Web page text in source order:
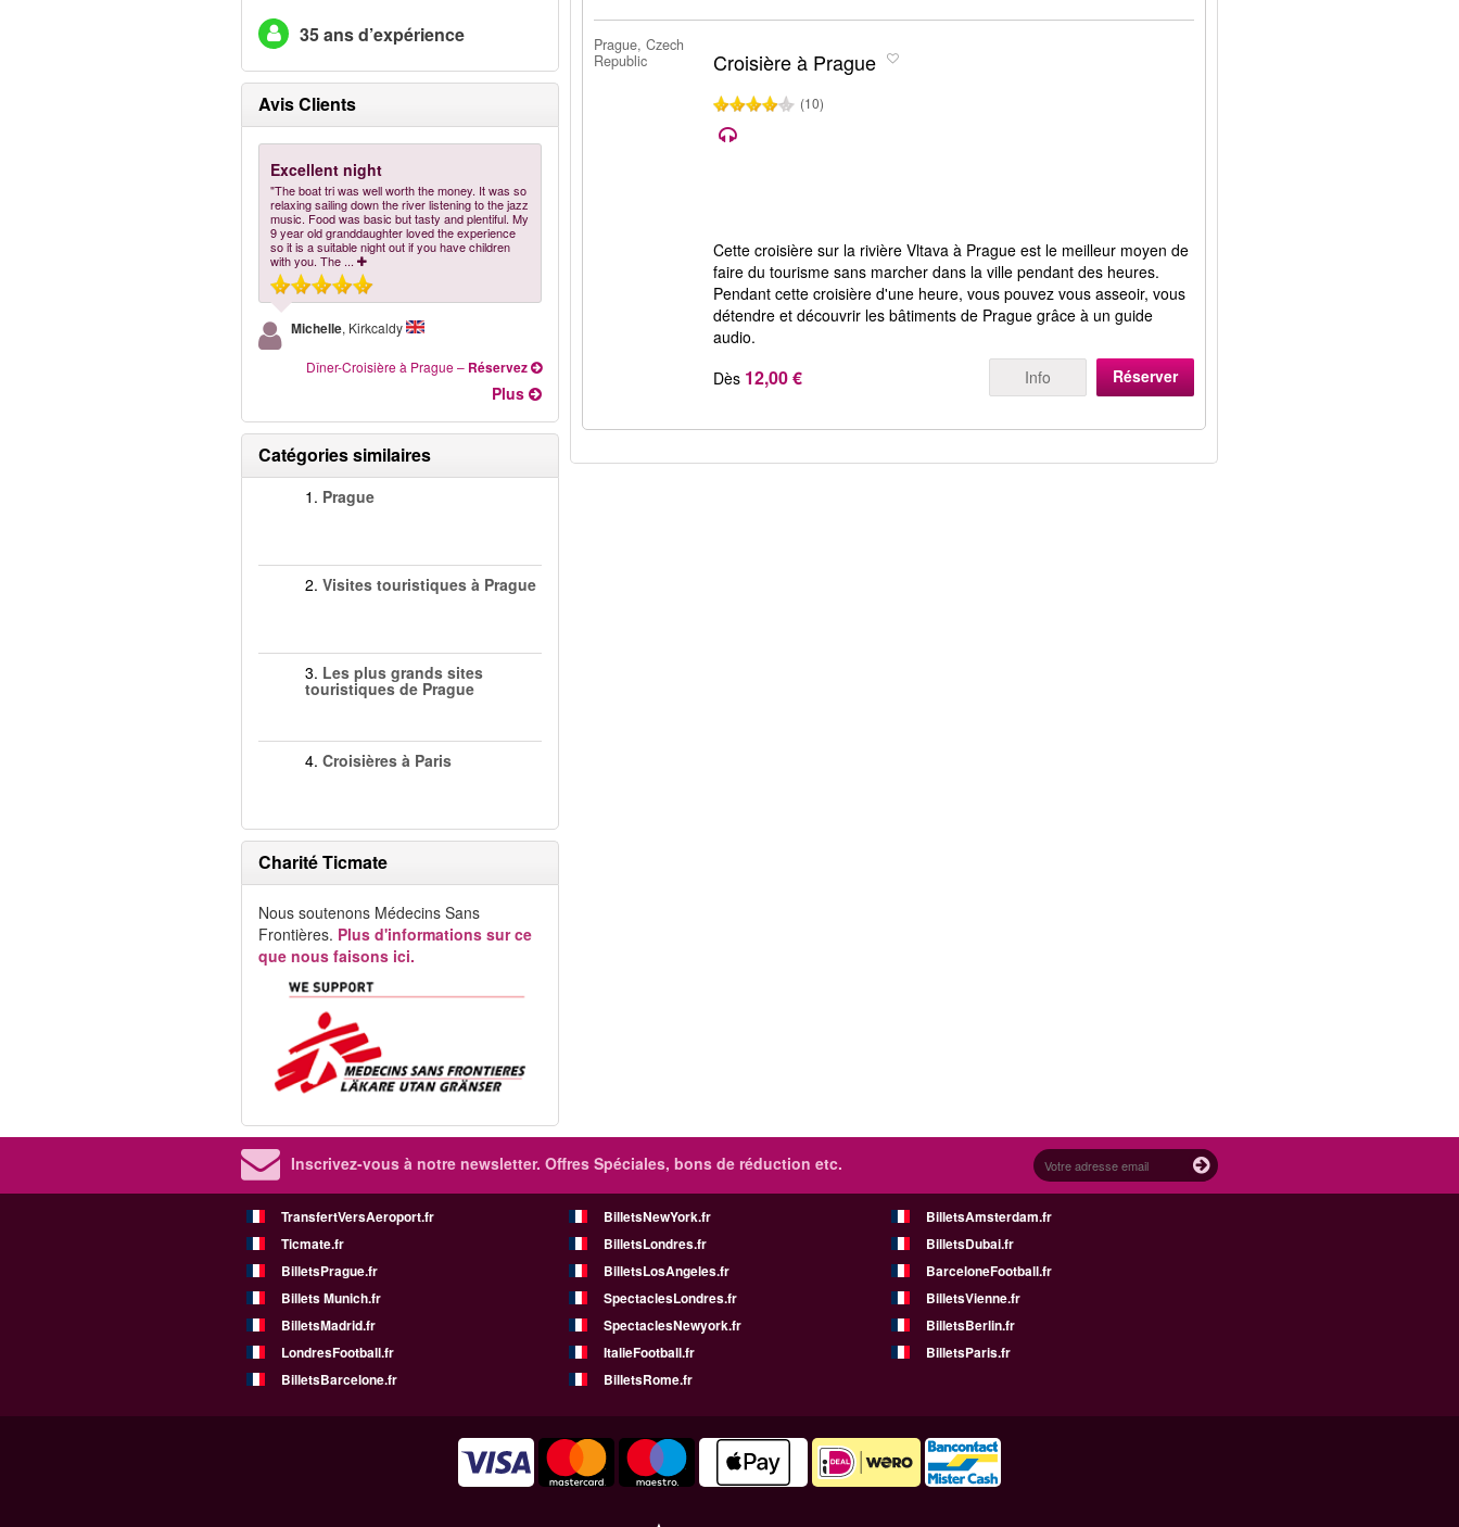
35 ans d’expérience
Avis Clients
Excellent night
"The boat tri was well worth the money. It was so
relaxing sailing down the river listening to the jazz
music. Food was basic but tasty and plentiful. My
9 year old granddaughter loved the experience
so it is a suitable night out if you have children
with you. The ...
Michelle, Kirkcaldy
Dîner-Croisière à Prague– Réservez
Plus
Catégories similaires
1. Prague
2. Visites touristiques à Prague
3. Les plus grands sites
touristiques de Prague
4. Croisières à Paris
Charité Ticmate
Nous soutenons Médecins Sans
Frontières. Plus d'informations sur ce
que nous faisons ici.
Prague, Czech
Republic
Croisière à Prague
(10)
Cette croisière sur la rivière Vltava à Prague est le meilleur moyen de
faire du tourisme sans marcher dans la ville pendant des heures.
Pendant cette croisière d'une heure, vous pouvez vous asseoir, vous
détendre et découvrir les bâtiments de Prague grâce à un guide
audio.
Dès 12,00 € Info Réserver
Inscrivez-vous à notre newsletter. Offres Spéciales, bons de réduction etc.
TransfertVersAeroport.fr BilletsNewYork.fr
BilletsAmsterdam.fr
Ticmate.fr
BilletsLondres.fr
BilletsDubai.fr
BilletsPrague.fr
BilletsLosAngeles.fr
BarceloneFootball.fr
Billets Munich.fr
SpectaclesLondres.fr
BilletsVienne.fr
BilletsMadrid.fr
SpectaclesNewyork.fr
BilletsBerlin.fr
LondresFootball.fr
ItalieFootball.fr
BilletsParis.fr
BilletsBarcelone.fr
BilletsRome.fr